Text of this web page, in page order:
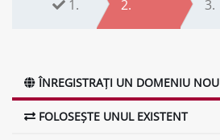
1. 2. 3.
ÎNREGISTRAȚI UN DOMENIU NOU
FOLOSEȘTE UNUL EXISTENT